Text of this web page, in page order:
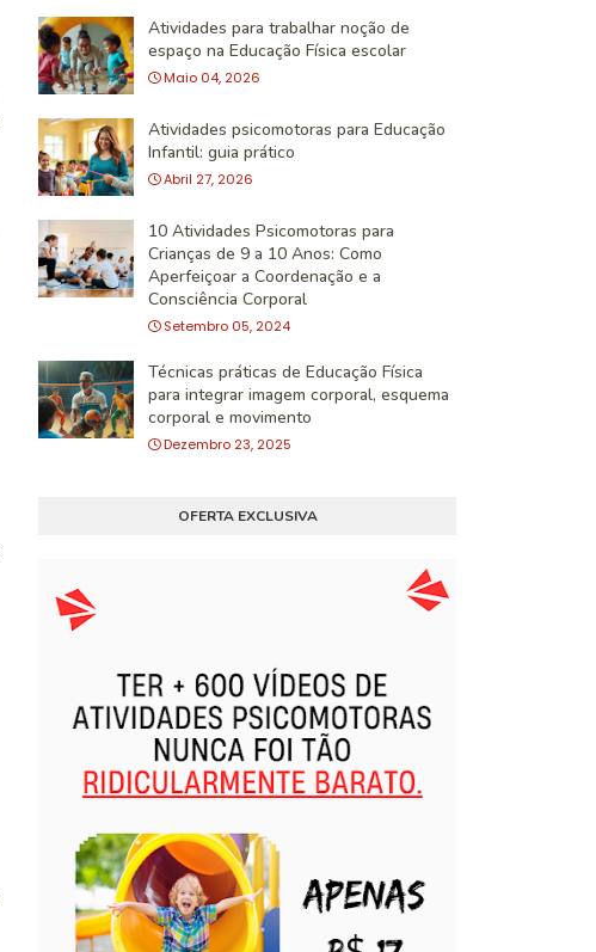
Atividades para trabalhar noção de
espaço na Educação Física escolar
Maio 04, 2026
Atividades psicomotoras para Educação
Infantil: guia prático
Abril 27, 2026
10 Atividades Psicomotoras para
Crianças de 9 a 10 Anos: Como
Aperfeiçoar a Coordenação e a
Consciência Corporal
Setembro 05, 2024
Técnicas práticas de Educação Física
para integrar imagem corporal, esquema
corporal e movimento
Dezembro 23, 2025
OFERTA EXCLUSIVA